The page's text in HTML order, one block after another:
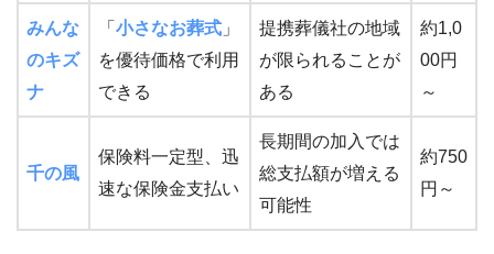
みんな
のキズ
ナ
「 小さなお葬式 」
を優待価格で利用
できる
提携葬儀社の地域
が限られることが
ある
約1,0
00円
～
千の風
保険料一定型、迅
速な保険金支払い
長期間の加入では
総支払額が増える
可能性
約750
円～